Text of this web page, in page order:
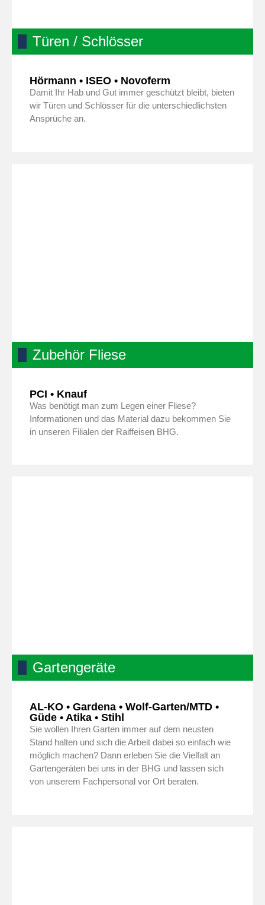
Türen / Schlösser
Hörmann • ISEO • Novoferm
Damit Ihr Hab und Gut immer geschützt bleibt, bieten
wir Türen und Schlösser für die unterschiedlichsten
Ansprüche an.
Zubehör Fliese
PCI • Knauf
Was benötigt man zum Legen einer Fliese?
Informationen und das Material dazu bekommen Sie
in unseren Filialen der Raiffeisen BHG.
Gartengeräte
AL-KO • Gardena • Wolf-Garten/MTD •
Güde • Atika • Stihl
Sie wollen Ihren Garten immer auf dem neusten
Stand halten und sich die Arbeit dabei so einfach wie
möglich machen? Dann erleben Sie die Vielfalt an
Gartengeräten bei uns in der BHG und lassen sich
von unserem Fachpersonal vor Ort beraten.